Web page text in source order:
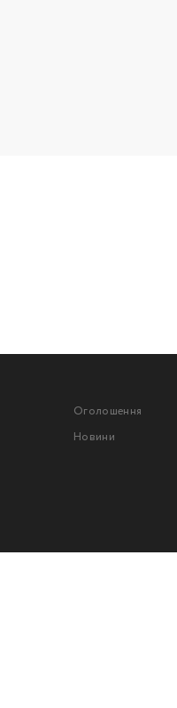
Оголошення
Новини